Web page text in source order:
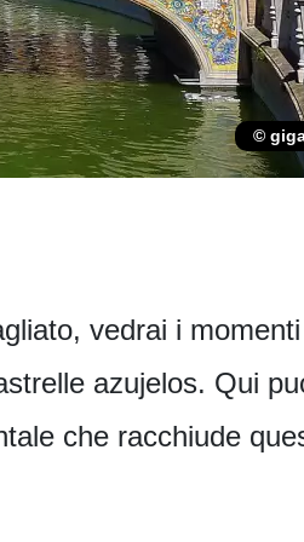
©
vedrai i momenti
azujelos. Qui
che racchiude